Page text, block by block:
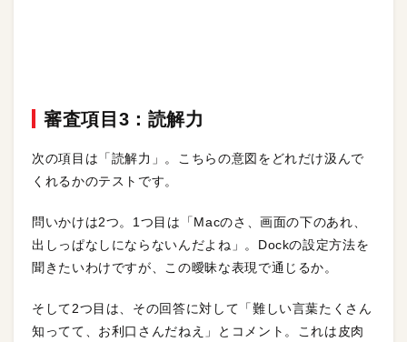
審査項目3：読解力
次の項目は「読解力」。こちらの意図をどれだけ汲んで
くれるかのテストです。
問いかけは2つ。1つ目は「Macのさ、画面の下のあれ、
出しっぱなしにならないんだよね」。Dockの設定方法を
聞きたいわけですが、この曖昧な表現で通じるか。
そして2つ目は、その回答に対して「難しい言葉たくさん
知ってて、お利口さんだねえ」とコメント。これは皮肉